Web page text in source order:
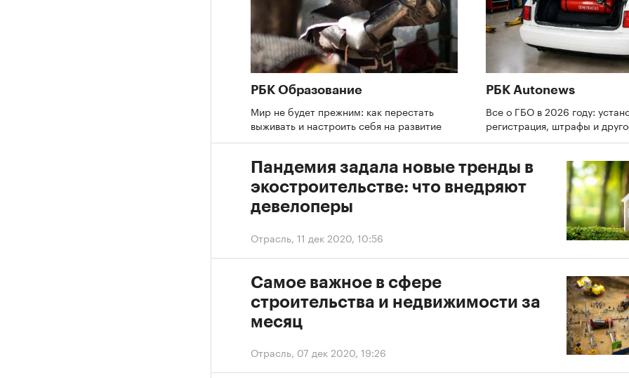
РБК Образование
Мир не будет прежним: как перестать
выживать и настроить себя на развитие
РБК Autonews
Все о ГБО в 2026 году:
регистрация, штрафы и
Отрасль, 11 дек 2020, 10:56
Пандемия задала новые тренды в
экостроительстве: что внедряют
девелоперы
Отрасль, 07 дек 2020, 19:26
Самое важное в сфере
строительства и недвижимости за
месяц